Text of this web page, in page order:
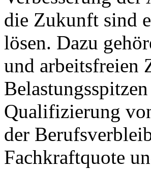
die Zukunft sind
lösen. Dazu
und arbeitsfreien
Qualifizierung
der
Fachkraftquote